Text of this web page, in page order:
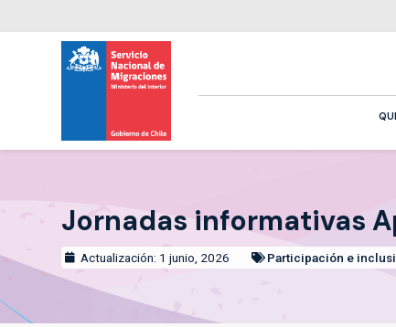
Jornadas informativas
Actualización: 1 junio, 2026 Participación e